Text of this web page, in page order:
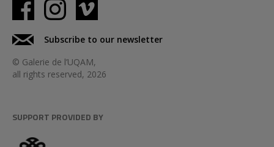
Subscribe to our newsletter
© Galerie de l’UQAM,
all rights reserved, 2026
SUPPORT PROVIDED BY